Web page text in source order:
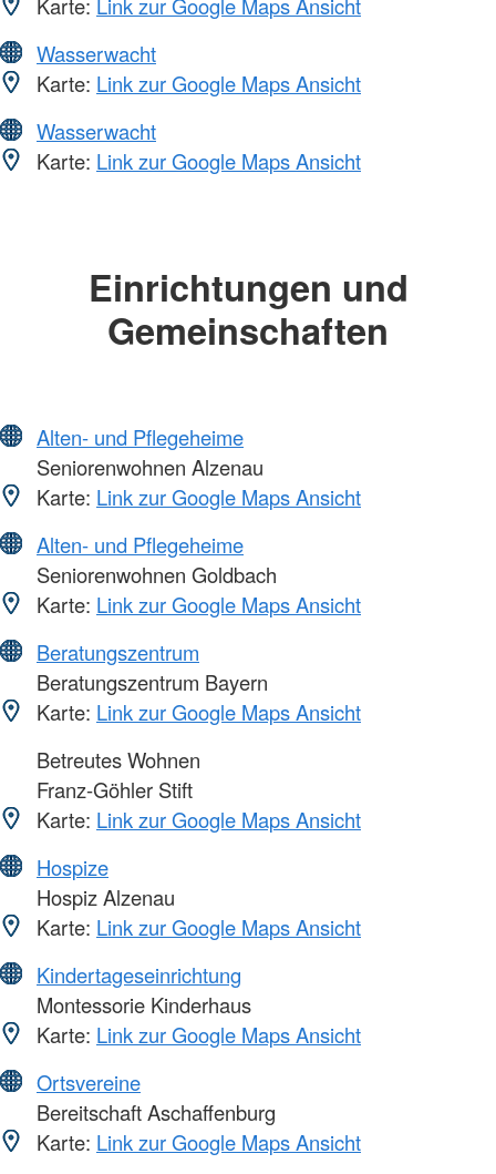
Wasserwacht
Karte: Link zur Google Maps Ansicht
Wasserwacht
Karte: Link zur Google Maps Ansicht
Einrichtungen und
Gemeinschaften
Alten- und Pflegeheime
Seniorenwohnen Alzenau
Karte: Link zur Google Maps Ansicht
Alten- und Pflegeheime
Seniorenwohnen Goldbach
Karte: Link zur Google Maps Ansicht
Beratungszentrum
Beratungszentrum Bayern
Karte: Link zur Google Maps Ansicht
Betreutes Wohnen
Franz-Göhler Stift
Karte: Link zur Google Maps Ansicht
Hospize
Hospiz Alzenau
Karte: Link zur Google Maps Ansicht
Kindertageseinrichtung
Montessorie Kinderhaus
Karte: Link zur Google Maps Ansicht
Ortsvereine
Bereitschaft Aschaffenburg
Karte: Link zur Google Maps Ansicht